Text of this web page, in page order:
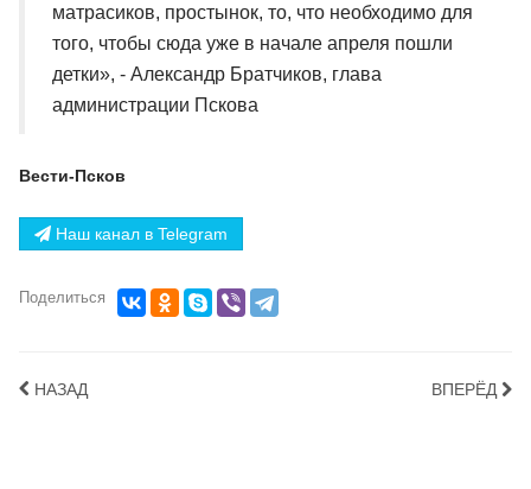
матрасиков, простынок, то, что необходимо для
того, чтобы сюда уже в начале апреля пошли
детки», - Александр Братчиков, глава
администрации Пскова
Вести-Псков
Наш канал в Telegram
Поделиться
НАЗАД ВПЕРЁД